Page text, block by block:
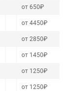
от 650₽
от 4450₽
от 2850₽
от 1450₽
от 1250₽
от 1250₽